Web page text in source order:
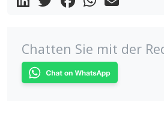
Chatten Sie mit der